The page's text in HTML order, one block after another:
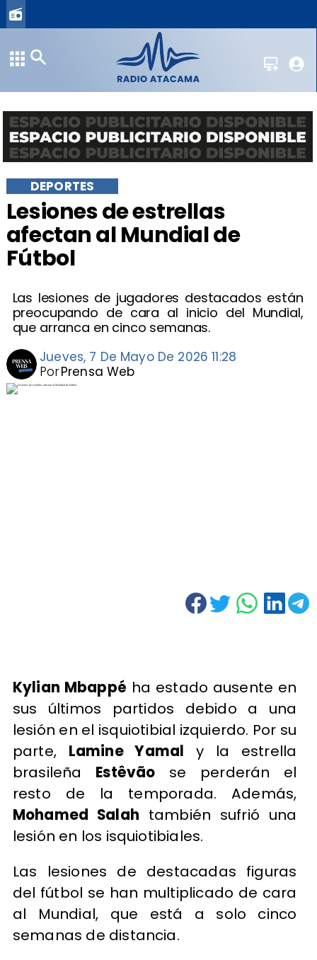
Lesiones de estrellas
afectan al Mundial de
Fútbol
Las lesiones de jugadores destacados están
preocupando de cara al inicio del Mundial,
que arranca en cinco semanas.
DEPORTES
Jueves, 7 De Mayo De 2026 11:28
Prensa Web
Por
Kylian Mbappé ha estado ausente en
sus últimos partidos debido a una
lesión en el isquiotibial izquierdo. Por su
parte, Lamine Yamal y la estrella
brasileña Estêvão se perderán el
resto de la temporada. Además,
Mohamed Salah también sufrió una
lesión en los isquiotibiales.
Las lesiones de destacadas figuras
del fútbol se han multiplicado de cara
al Mundial, que está a solo cinco
semanas de distancia.